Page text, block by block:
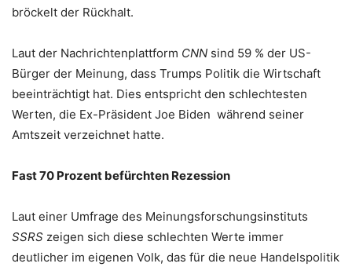
bröckelt der Rückhalt.
Laut der Nachrichtenplattform CNN sind 59 % der US-
Bürger der Meinung, dass Trumps Politik die Wirtschaft
beeinträchtigt hat. Dies entspricht den schlechtesten
Werten, die Ex-Präsident Joe Biden während seiner
Amtszeit verzeichnet hatte.
Fast 70 Prozent befürchten Rezession
Laut einer Umfrage des Meinungsforschungsinstituts
SSRS zeigen sich diese schlechten Werte immer
deutlicher im eigenen Volk, das für die neue Handelspolitik